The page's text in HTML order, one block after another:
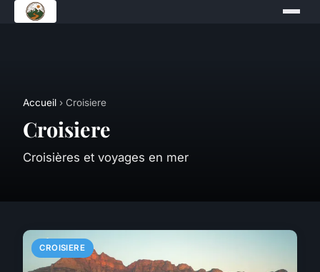
Accueil › Croisiere
Croisiere
Croisières et voyages en mer
CROISIERE